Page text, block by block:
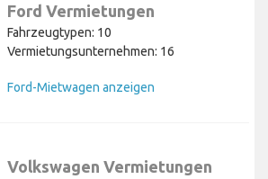
Ford Vermietungen
Fahrzeugtypen: 10
Vermietungsunternehmen: 16
Ford-Mietwagen anzeigen
Volkswagen Vermietungen